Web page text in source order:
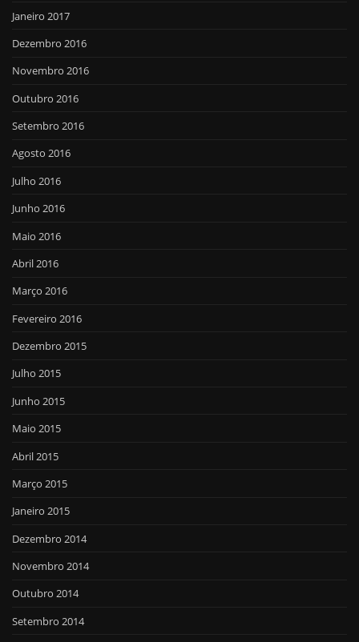
Janeiro 2017
Dezembro 2016
Novembro 2016
Outubro 2016
Setembro 2016
Agosto 2016
Julho 2016
Junho 2016
Maio 2016
Abril 2016
Março 2016
Fevereiro 2016
Dezembro 2015
Julho 2015
Junho 2015
Maio 2015
Abril 2015
Março 2015
Janeiro 2015
Dezembro 2014
Novembro 2014
Outubro 2014
Setembro 2014